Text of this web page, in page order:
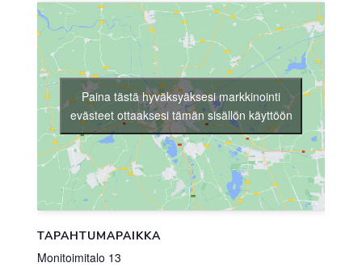
TAPAHTUMAPAIKKA
Monitoimitalo 13
Paina tästä hyväksyäksesi markkinointi
evästeet ottaaksesi tämän sisällön käyttöön